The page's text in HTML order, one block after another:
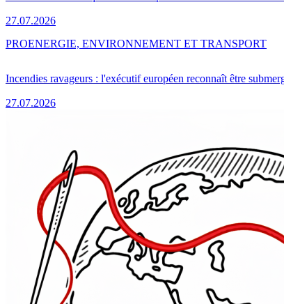
27.07.2026
Incendies ravageurs : l'exécutif européen reconnaît être
27.07.2026
PROENERGIE, ENVIRONNEMENT ET TRANSPORT